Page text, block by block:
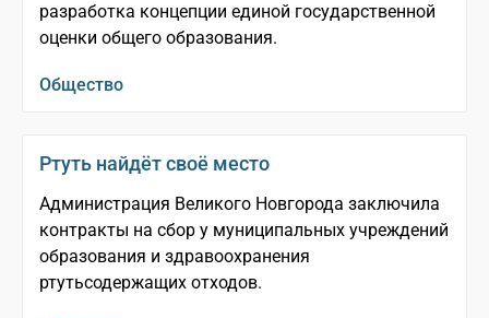
разработка концепции единой государственной
оценки общего образования.
Общество
Ртуть найдёт своё место
Администрация Великого Новгорода заключила
контракты на сбор у муниципальных учреждений
образования и здравоохранения
ртутьсодержащих отходов.